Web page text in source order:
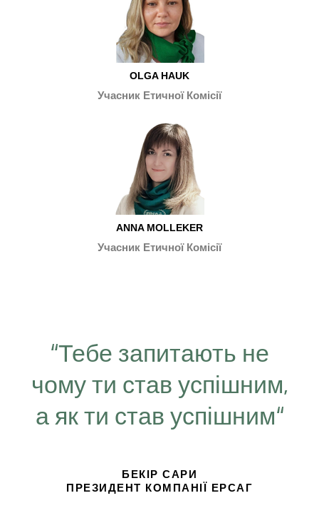
OLGA HAUK
Учасник Етичної Комісії
ANNA MOLLEKER
Учасник Етичної Комісії
“Тебе запитають не
чому ти став успішним,
а як ти став успішним“
БЕКІР САРИ
ПРЕЗИДЕНТ КОМПАНІЇ ЕРСАГ